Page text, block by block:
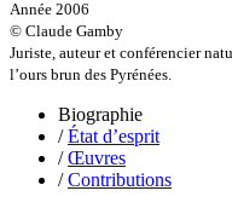
Giry Julien
Goisque
Grange Florent
Griette Olivier
Guéguéniat
Guerrier Gérard
Guillemot Agnès
Année 2006
© Claude Gamby
Juriste, auteur et conférencier
l’ours brun des Pyrénées.
Biographie
/État d’esprit
/Œuvres
/Contributions